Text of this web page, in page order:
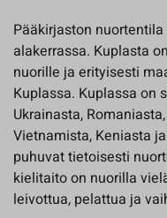
Pääkirjaston
alakerrassa. Kuplasta
nuorille ja erityisesti
Kuplassa. Kuplassa on
Ukrainasta,
Vietnamista, Keniasta
puhuvat tietoisesti
kielitaito on nuorilla
leivottua, pelattua ja